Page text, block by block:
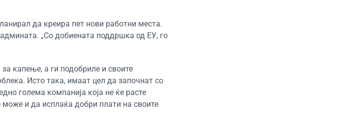
да креира пет нови работни места.
„Со добиената поддршка од ЕУ, го
капење, а ги подобриле и своите
Исто така, имаат цел да започнат со
голема компанија која не ќе расте
и да исплаќа добри плати на своите